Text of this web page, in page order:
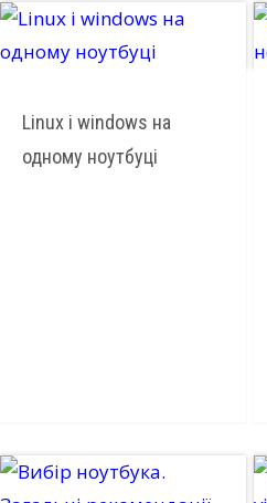
Linux і windows на
одному ноутбуці